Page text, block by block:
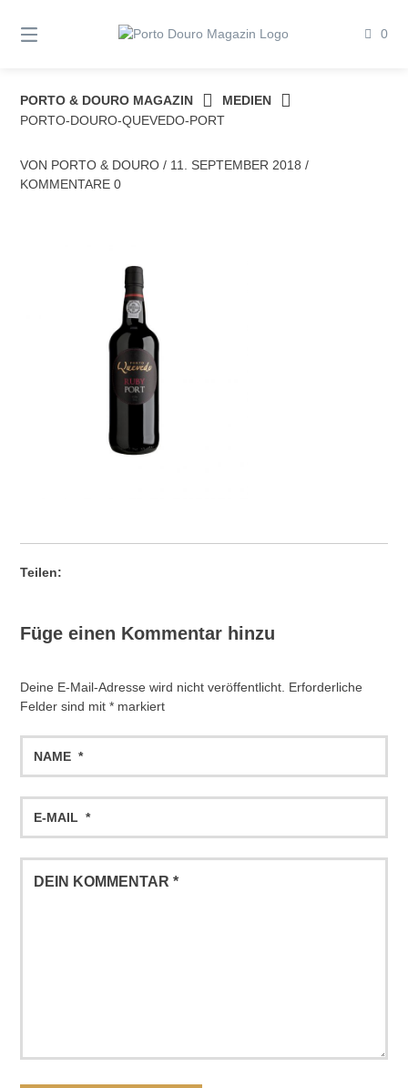
zum
Inhalt
0
PORTO & DOURO MAGAZIN
MEDIEN
PORTO-DOURO-QUEVEDO-PORT
VON PORTO & DOURO / 11. SEPTEMBER 2018 /
KOMMENTARE 0
Teilen:
Füge einen Kommentar hinzu
Deine E-Mail-Adresse wird nicht veröffentlicht. Erforderliche
Felder sind mit* markiert